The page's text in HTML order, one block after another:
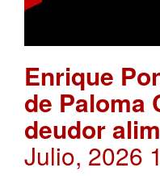
Enrique
de Paloma
deudor
Julio, 2026